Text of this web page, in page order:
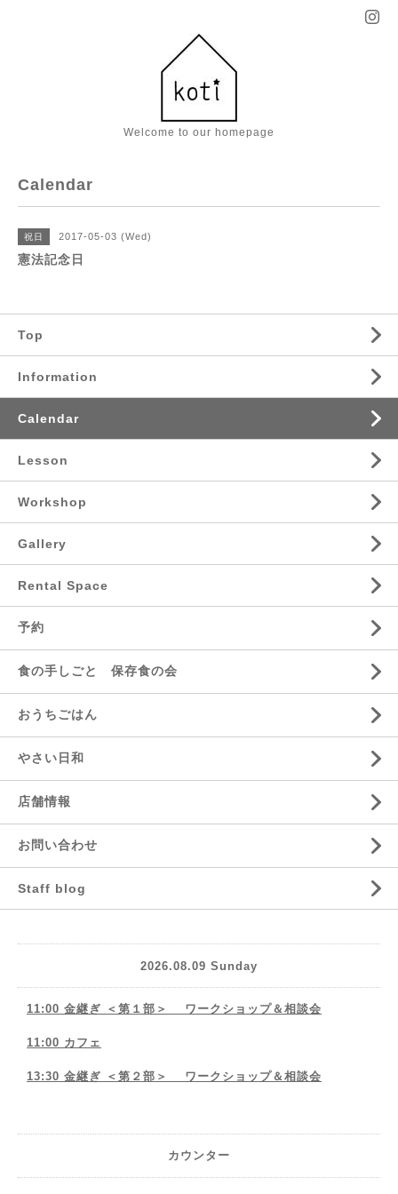
Welcome to our homepage
Calendar
祝日 2017-05-03 (Wed)
憲法記念日
Top
Information
Calendar
Lesson
Workshop
Gallery
Rental Space
予約
食の手しごと 保存食の会
おうちごはん
やさい日和
店舗情報
お問い合わせ
Staff blog
2026.08.09 Sunday
11:00 金継ぎ ＜第１部＞ ワークショップ＆相談会
11:00 カフェ
13:30 金継ぎ ＜第２部＞ ワークショップ＆相談会
カウンター